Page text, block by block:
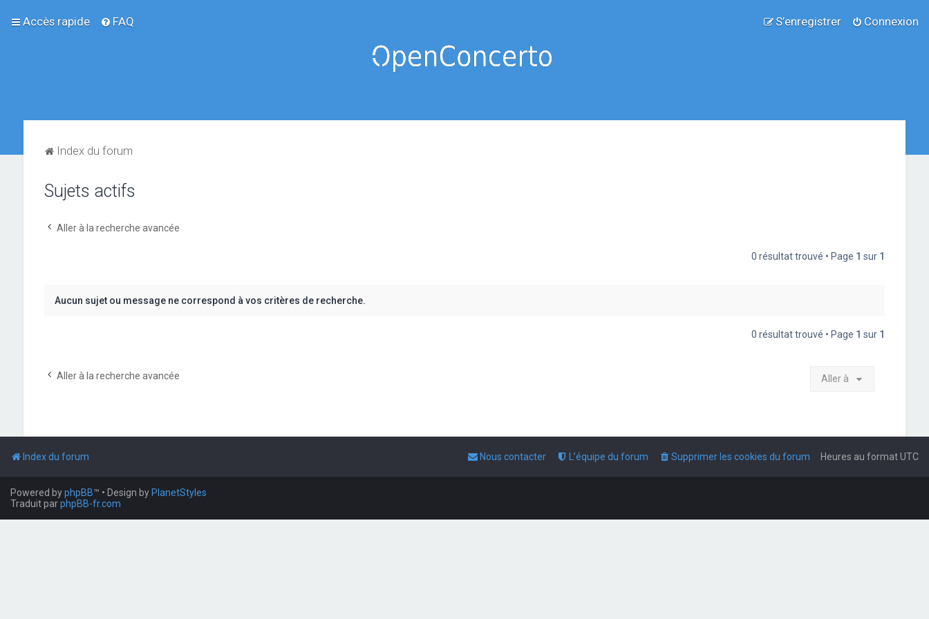
Accès rapide FAQ Connexion
S’enregistrer
Index du forum
Sujets actifs
Aller à la recherche avancée
0 résultat trouvé • Page 1 sur 1
Aucun sujet ou message ne correspond à vos critères de recherche.
0 résultat trouvé • Page 1 sur 1
Aller à la recherche avancée Aller à
Index du forum Heures au formatUTC
Supprimer les cookies du forum
L’équipe du forum
Nous contacter
Powered byphpBB™ • Design by PlanetStyles
Traduit parphpBB-fr.com